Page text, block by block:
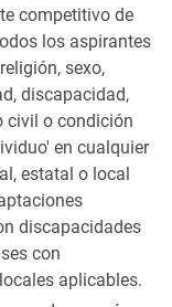
competitivo de
los aspirantes
sexo,
discapacidad,
civil o condición
en cualquier
estatal o local
discapacidades
con
aplicables.